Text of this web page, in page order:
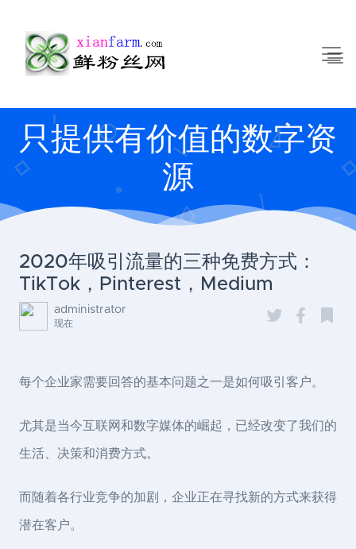
只提供有价值的数字资
源
2020年吸引流量的三种免费方式：
TikTok，Pinterest，Medium
administrator
现在
每个企业家需要回答的基本问题之一是如何吸引客户。
尤其是当今互联网和数字媒体的崛起，已经改变了我们的
生活、决策和消费方式。
而随着各行业竞争的加剧，企业正在寻找新的方式来获得
潜在客户。